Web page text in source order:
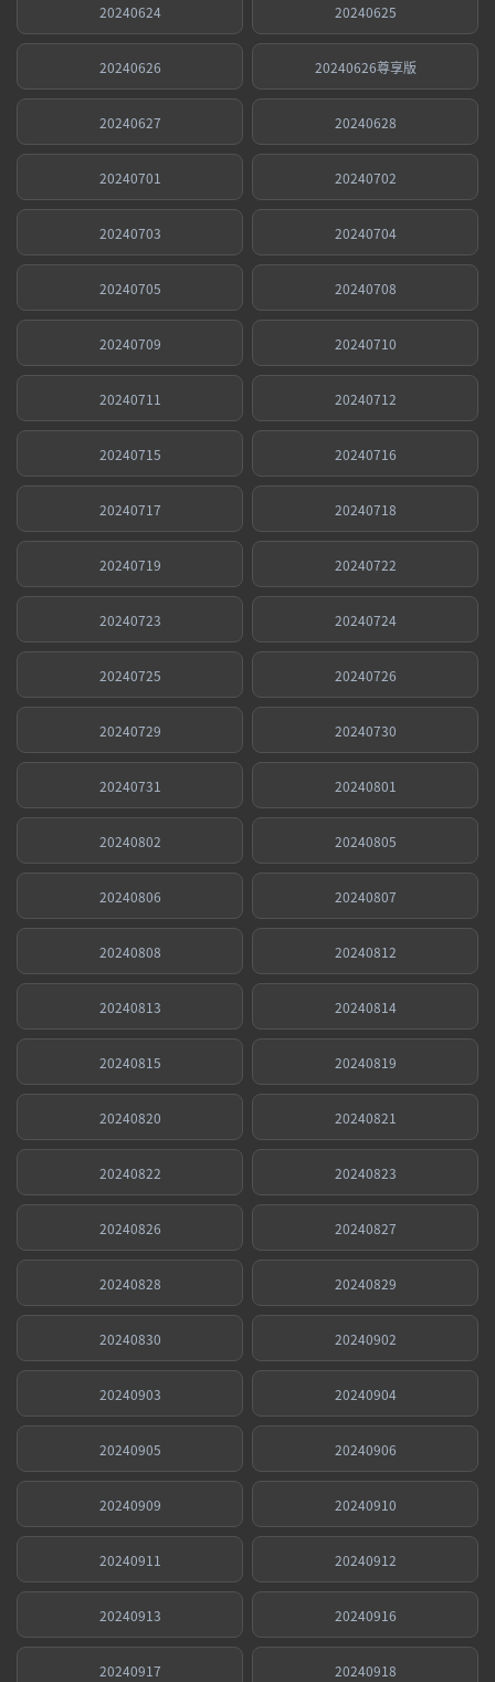
20240624 20240625
20240626 20240626尊享版
20240627 20240628
20240701 20240702
20240703 20240704
20240705 20240708
20240709 20240710
20240711 20240712
20240715 20240716
20240717 20240718
20240719 20240722
20240723 20240724
20240725 20240726
20240729 20240730
20240731 20240801
20240802 20240805
20240806 20240807
20240808 20240812
20240813 20240814
20240815 20240819
20240820 20240821
20240822 20240823
20240826 20240827
20240828 20240829
20240830 20240902
20240903 20240904
20240905 20240906
20240909 20240910
20240911 20240912
20240913 20240916
20240917 20240918